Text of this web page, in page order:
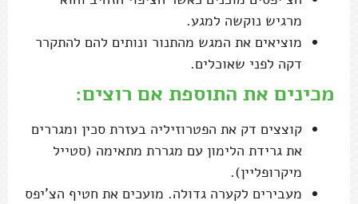
מרגיש נוקשה למגע.
מוציאים את המגש מהתנור ונותים להם להתקרר
דקה לפני שאוכלים.
מכינים את התוספת אם רוצים:
קוצצים דק את הפטרוזיליה בעזרת סכין ומגררים
את גרידת הלימון עם מגררת מתאימה (סטייל
מיקרופליין).
מעבירים לקערה גדולה. מועכים את חטיף הצ'יפס